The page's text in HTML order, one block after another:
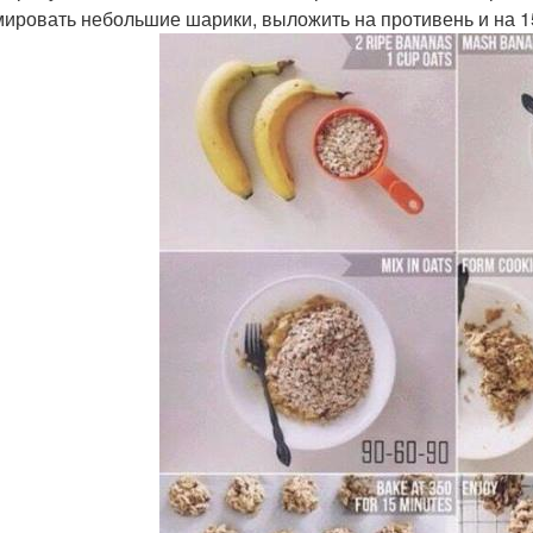
небольшие шарики, выложить на противень и на